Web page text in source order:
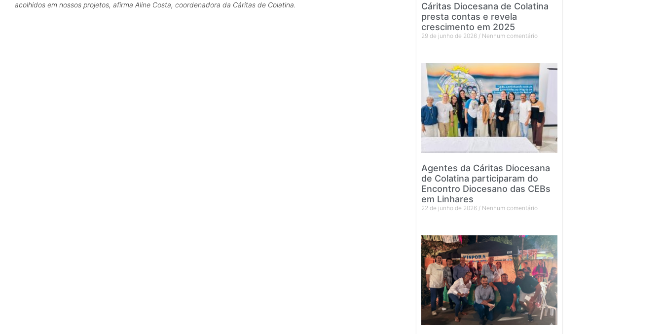
acolhidos em nossos projetos, afirma Aline Costa, coordenadora da Cáritas de Colatina.
Cáritas Diocesana de Colatina
presta contas e revela
crescimento em 2025
29 de junho de 2026 Nenhum comentário
Agentes da Cáritas Diocesana
de Colatina participaram do
Encontro Diocesano das CEBs
em Linhares
22 de junho de 2026 Nenhum comentário